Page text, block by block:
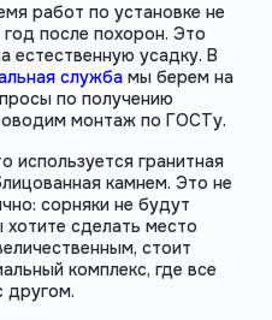
работ по установке не
после похорон. Это
естественную усадку. В
служба мы берем на
по получению
монтаж по ГОСТу.
используется гранитная
камнем. Это не
сорняки не будут
сделать место
стоит
комплекс, где все
другом.